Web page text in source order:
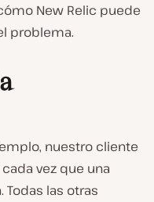
New Relic puede
problema.
nuestro cliente
vez que una
las otras